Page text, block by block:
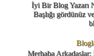
İyi Bir Blog Yazarı
Başlığı gördünüz
Merhaba Arkadaşlar;